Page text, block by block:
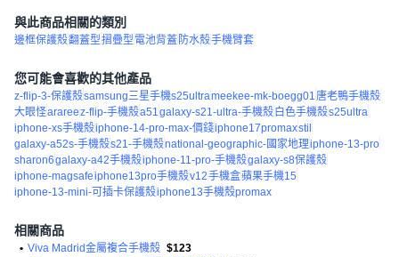
與此商品相關的類別
邊框保護殼翻蓋型摺疊型 電池背蓋 防水殼手機臂套
您可能會喜歡的其他產品
z-flip-3-保護殼samsung三星手機s25ultrameekee-mk-boegg01唐老鴨手機殼
大眼怪arareez-flip-手機殼a51galaxy-s21-ultra-手機殼 白色手機殼s25ultra
iphone-xs手機殼iphone-14-pro-max-價錢iphone17promaxstil
galaxy-a52s-手機殼s21-手機殼national-geographic-國家地理iphone-13-pro
sharon6galaxy-a42手機殼iphone-11-pro-手機殼galaxy-s8保護殼
iphone-magsafeiphone13pro手機殼v12手機盒蘋果手機15
iphone-13-mini-可插卡保護殼iphone13手機殼promax
相關商品
• Viva Madrid金屬複合手機殼 $123